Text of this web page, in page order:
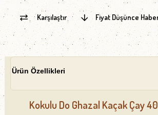
Karşılaştır Fiyat Düşünce
Ürün Özellikleri
Kokulu Do Ghazal Kaçak Çay